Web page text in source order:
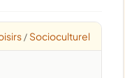
/ Socioculturel